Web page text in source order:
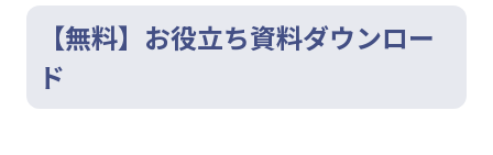
【無料】お役立ち資料ダウンロー
ド